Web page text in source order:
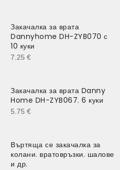
Закачалка за врата
Dannyhome DH-ZYB070 с
10 куки
7.25 €
Закачалка за врата Danny
Home DH-ZYB067. 6 куки
5.75 €
Въртяща се закачалка за
колани. вратовръзки. шалове
и др.